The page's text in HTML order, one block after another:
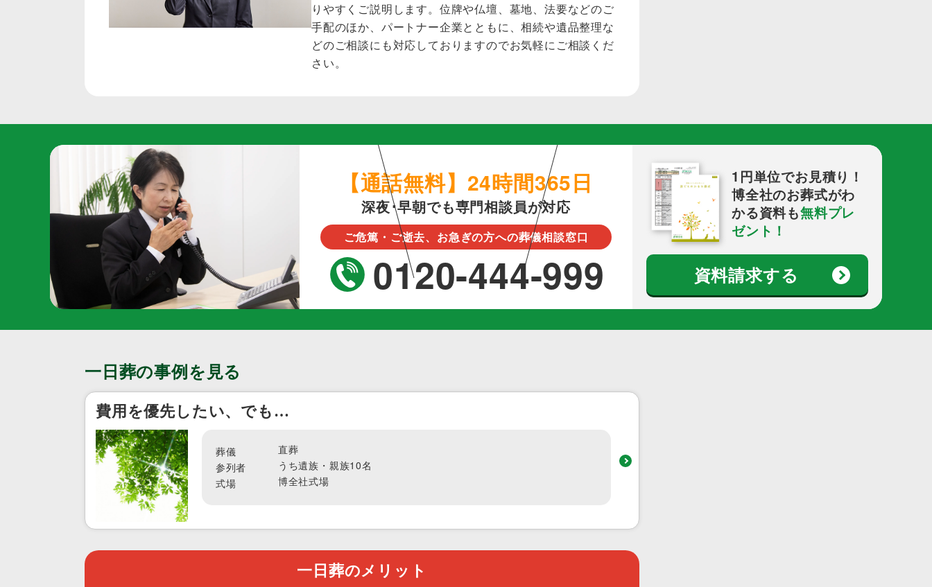
りやすくご説明します。位牌や仏壇、墓地、法要などのご
手配のほか、パートナー企業とともに、相続や遺品整理な
どのご相談にも対応しておりますのでお気軽にご相談くだ
さい。
【通話無料】24時間365日
深夜･早朝でも専門相談員が対応
ご危篤・ご逝去、お急ぎの方への葬儀相談窓口
0120-444-999
1円単位でお見積り！
博全社のお葬式がわ
かる資料も無料プレ
ゼント！
資料請求する
一日葬の事例を見る
費用を優先したい、でも…
葬儀
直葬
参列者
うち遺族・親族10名
式場
博全社式場
一日葬のメリット